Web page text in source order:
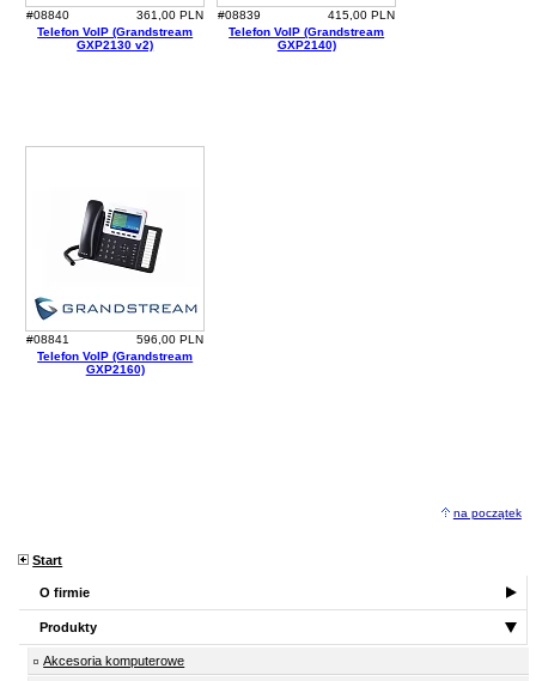
#08840
361,00 PLN
Telefon VoIP (Grandstream
GXP2130 v2)
#08839
415,00 PLN
Telefon VoIP (Grandstream
GXP2140)
#08841
596,00 PLN
Telefon VoIP (Grandstream
GXP2160)
na początek
Start
O firmie
Produkty
Akcesoria komputerowe